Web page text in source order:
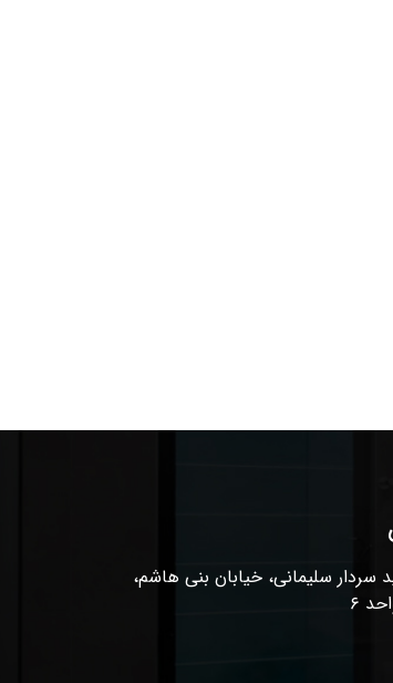
سردار سلیمانی، خیابان بنی هاشم،
۶